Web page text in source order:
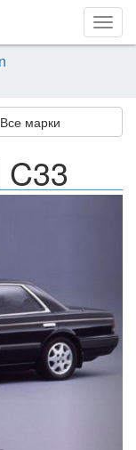
Все марки